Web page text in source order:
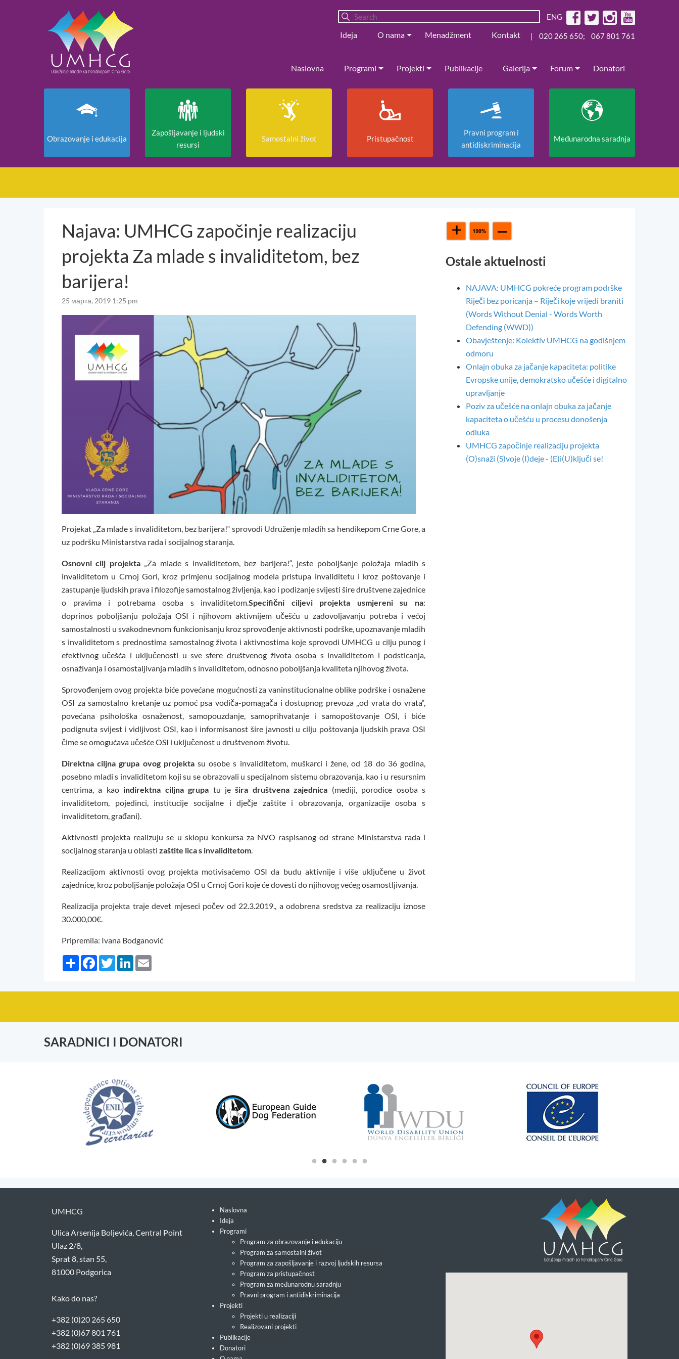
ENG
Ideja O nama Menadžment Kontakt | 020 265 650; 067 801 761
Naslovna Programi Projekti Publikacije Galerija Forum Donatori
Obrazovanje i edukacija
Zapošljavanje i ljudski
resursi
Samostalni život Pristupačnost
Pravni program i
antidiskriminacija
Međunarodna saradnja
Najava: UMHCG započinje realizaciju
projekta Za mlade s invaliditetom, bez
barijera!
25 марта, 2019 1:25 pm
Projekat „Za mlade s invaliditetom, bez barijera!“ sprovodi Udruženje mladih sa hendikepom Crne Gore, a
uz podršku Ministarstva rada i socijalnog staranja.
Osnovni cilj projekta „Za mlade s invaliditetom, bez barijera!“, jeste poboljšanje položaja mladih s
invaliditetom u Crnoj Gori, kroz primjenu socijalnog modela pristupa invaliditetu i kroz poštovanje i
zastupanje ljudskih prava i filozofije samostalnog življenja, kao i podizanje svijesti šire društvene zajednice
o pravima i potrebama osoba s invaliditetom.Specifični ciljevi projekta usmjereni su na:
doprinos poboljšanju položaja OSI i njihovom aktivnijem učešću u zadovoljavanju potreba i većoj
samostalnosti u svakodnevnom funkcionisanju kroz sprovođenje aktivnosti podrške, upoznavanje mladih
s invaliditetom s prednostima samostalnog života i aktivnostima koje sprovodi UMHCG u cilju punog i
efektivnog učešća i uključenosti u sve sfere društvenog života osoba s invaliditetom i podsticanja,
osnaživanja i osamostaljivanja mladih s invaliditetom, odnosno poboljšanja kvaliteta njihovog života.
Sprovođenjem ovog projekta biće povećane mogućnosti za vaninstitucionalne oblike podrške i osnažene
OSI za samostalno kretanje uz pomoć psa vodiča-pomagača i dostupnog prevoza „od vrata do vrata“,
povećana psihološka osnaženost, samopouzdanje, samoprihvatanje i samopoštovanje OSI, i biće
podignuta svijest i vidljivost OSI, kao i informisanost šire javnosti u cilju poštovanja ljudskih prava OSI
čime se omogućava učešće OSI i uključenost u društvenom životu.
Direktna ciljna grupa ovog projekta su osobe s invaliditetom, muškarci i žene, od 18 do 36 godina,
posebno mladi s invaliditetom koji su se obrazovali u specijalnom sistemu obrazovanja, kao i u resursnim
centrima, a kao indirektna ciljna grupa tu ješira društvena zajednica (mediji, porodice osoba s
invaliditetom, pojedinci, institucije socijalne i dječje zaštite i obrazovanja, organizacije osoba s
invaliditetom, građani).
Aktivnosti projekta realizuju se u sklopu konkursa za NVO raspisanog od strane Ministarstva rada i
socijalnog staranja u oblasti zaštite lica s invaliditetom.
Realizacijom aktivnosti ovog projekta motivisaćemo OSI da budu aktivnije i više uključene u život
zajednice, kroz poboljšanje položaja OSI u Crnoj Gori koje će dovesti do njihovog većeg osamostljivanja.
Realizacija projekta traje devet mjeseci počev od 22.3.2019., a odobrena sredstva za realizaciju iznose
30.000,00€.
Pripremila: Ivana Bodganović
Share FacebookTwitterLinkedIn
Ostale aktuelnosti
NAJAVA: UMHCG pokreće program podrške
Riječi bez poricanja – Riječi koje vrijedi braniti
(Words Without Denial - Words Worth
Defending (WWD))
Obavještenje: Kolektiv UMHCG na godišnjem
odmoru
Onlajn obuka za jačanje kapaciteta: politike
Evropske unije, demokratsko učešće i digitalno
upravljanje
Poziv za učešće na onlajn obuka za jačanje
kapaciteta o učešću u procesu donošenja
odluka
UMHCG započinje realizaciju projekta
(O)snaži (S)voje (I)deje - (E)i(U)ključi se!
SARADNICI I DONATORI
UMHCG
Ulica Arsenija Boljevića, Central Point
Ulaz 2/8,
Sprat 8, stan 55,
81000 Podgorica
Kako do nas?
+382 (0)20 265 650
+382 (0)67 801 761
+382 (0)69 385 981
Naslovna
Ideja
Programi
Program za obrazovanje i edukaciju
Program za samostalni život
Program za zapošljavanje i razvoj ljudskih resursa
Program za pristupačnost
Program za međunarodnu saradnju
Pravni program i antidiskriminacija
Projekti
Projekti u realizaciji
Realizovani projekti
Publikacije
Donatori